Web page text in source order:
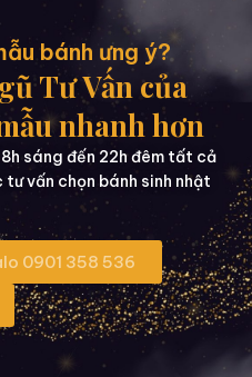
bánh ưng ý?
Tư Vấn của
nhanh hơn
sáng đến 22h đêm tất cả
vấn chọn bánh sinh nhật
0901 358 536